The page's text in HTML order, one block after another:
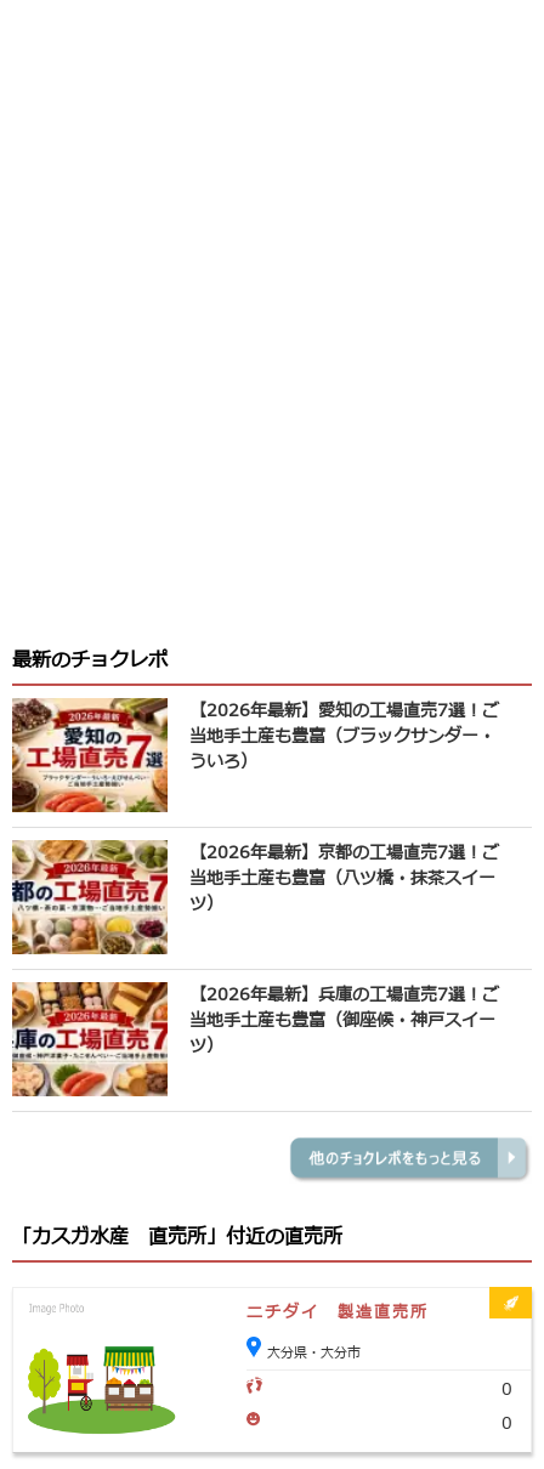
最新のチョクレポ
【2026年最新】愛知の工場直売7選！ご
当地手土産も豊富（ブラックサンダー・
ういろ）
【2026年最新】京都の工場直売7選！ご
当地手土産も豊富（八ツ橋・抹茶スイー
ツ）
【2026年最新】兵庫の工場直売7選！ご
当地手土産も豊富（御座候・神戸スイー
ツ）
「カスガ水産 直売所」付近の直売所
ニチダイ 製造直売所
大分県・大分市
0
0